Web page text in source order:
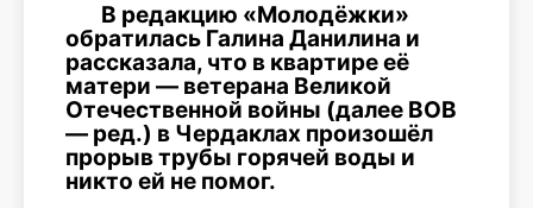
В редакцию «Молодёжки»
обратилась Галина Данилина и
рассказала, что в квартире её
матери — ветерана Великой
Отечественной войны (далее ВОВ
— ред.) в Чердаклах произошёл
прорыв трубы горячей воды и
никто ей не помог.